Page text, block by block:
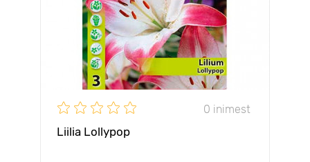
0 inimest
Liilia Lollypop